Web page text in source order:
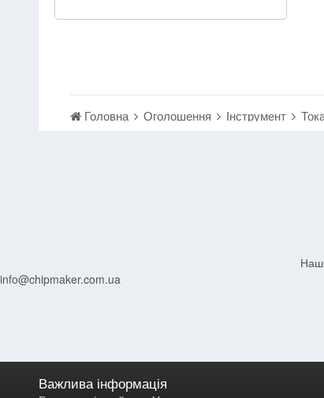
Головна Оголошення Інструмент
Важлива інформація
info@chipmaker.com.ua